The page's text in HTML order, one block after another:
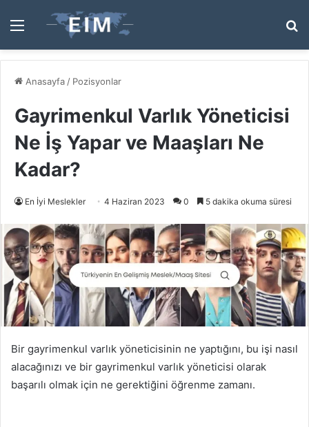
Menü
...
Anasayfa / Pozisyonlar
Gayrimenkul Varlık Yöneticisi
Ne İş Yapar ve Maaşları Ne
Kadar?
En İyi Meslekler 4 Haziran 2023 0 5 dakika okuma süresi
Bir gayrimenkul varlık yöneticisinin ne yaptığını, bu işi nasıl
alacağınızı ve bir gayrimenkul varlık yöneticisi olarak
başarılı olmak için ne gerektiğini öğrenme zamanı.